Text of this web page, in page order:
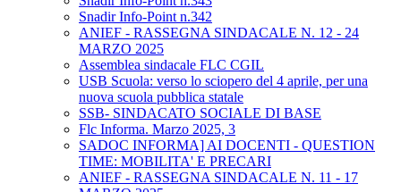
Snadir Info-Point n.342
ANIEF - RASSEGNA SINDACALE N. 12 - 24
MARZO 2025
Assemblea sindacale FLC CGIL
USB Scuola: verso lo sciopero del 4 aprile, per una
nuova scuola pubblica statale
SSB- SINDACATO SOCIALE DI BASE
Flc Informa. Marzo 2025, 3
SADOC INFORMA] AI DOCENTI - QUESTION
TIME: MOBILITA' E PRECARI
ANIEF - RASSEGNA SINDACALE N. 11 - 17